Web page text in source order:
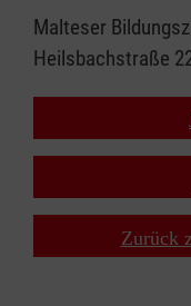
Malteser
Heilsbachstraße
Zurück